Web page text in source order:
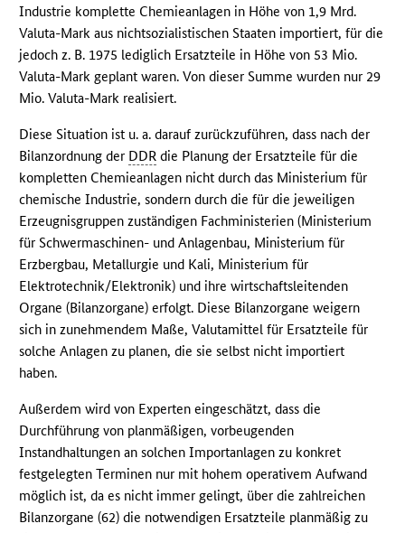
Industrie komplette Chemieanlagen in Höhe von 1,9 Mrd.
Valuta-Mark aus nichtsozialistischen Staaten importiert, für die
jedoch z. B. 1975 lediglich Ersatzteile in Höhe von 53 Mio.
Valuta-Mark geplant waren. Von dieser Summe wurden nur 29
Mio. Valuta-Mark realisiert.
Diese Situation ist u. a. darauf zurückzuführen, dass nach der
Bilanzordnung der DDR die Planung der Ersatzteile für die
kompletten Chemieanlagen nicht durch das Ministerium für
chemische Industrie, sondern durch die für die jeweiligen
Erzeugnisgruppen zuständigen Fachministerien (Ministerium
für Schwermaschinen- und Anlagenbau, Ministerium für
Erzbergbau, Metallurgie und Kali, Ministerium für
Elektrotechnik/Elektronik) und ihre wirtschaftsleitenden
Organe (Bilanzorgane) erfolgt. Diese Bilanzorgane weigern
sich in zunehmendem Maße, Valutamittel für Ersatzteile für
solche Anlagen zu planen, die sie selbst nicht importiert
haben.
Außerdem wird von Experten eingeschätzt, dass die
Durchführung von planmäßigen, vorbeugenden
Instandhaltungen an solchen Importanlagen zu konkret
festgelegten Terminen nur mit hohem operativem Aufwand
möglich ist, da es nicht immer gelingt, über die zahlreichen
Bilanzorgane (62) die notwendigen Ersatzteile planmäßig zu